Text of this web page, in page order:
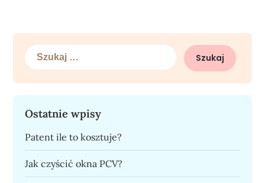
Szukaj:
Ostatnie wpisy
Patent ile to kosztuje?
Jak czyścić okna PCV?